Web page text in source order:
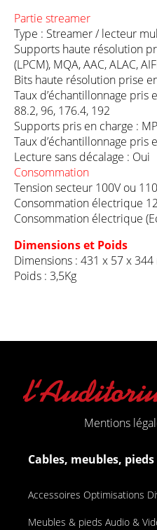
Partie streamer
Type : Streamer / lecteur
Supports haute résolution
(LPCM), MQA, AAC, ALAC,
Bits haute résolution prise
Taux d’échantillonnage pris
88.2, 96, 176.4, 192
Supports pris en charge :
Taux d’échantillonnage pris
Lecture sans décalage : Oui
Consommation
Tension secteur 100V ou
Consommation électrique
Consommation électrique
Dimensions et Poids
Dimensions : 431 x 57 x 344
Poids : 3,5Kg
Mentions
Cables, meubles,
Accessoires Optimisations
Meubles & pieds Audio &